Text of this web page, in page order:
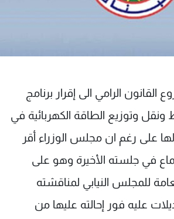
الرامي الى إقرار برنامج
ميغاواط ونقل وتوزيع الطاقة الكهربائية في
على رغم ان مجلس الوزراء أقر
في جلسته الأخيرة وهو على
للمجلس النيابي لمناقشته
عليه فور إحالته عليها من
تواصل معنا
سياسة الخصوصية